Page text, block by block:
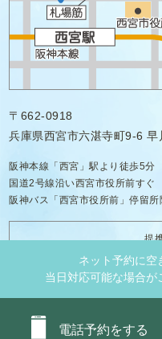
無料
メール相談
ネット予約に空
当日対応可能な場合が
電話予約をする
〒662-0918
兵庫県西宮市六湛寺町9-6 早
阪神本線「西宮」駅より徒歩5分
国道2号線沿い西宮市役所前すぐ
阪神バス「西宮市役所前」停留所
提
Copyright © 2022 西宮アク